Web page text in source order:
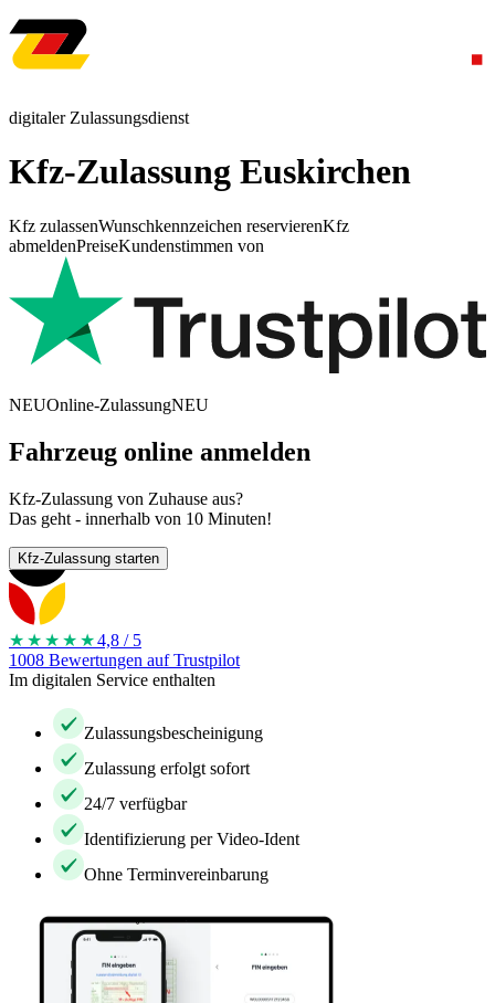
digitaler Zulassungsdienst
Kfz-Zulassung Euskirchen
Kfz zulassenWunschkennzeichen reservierenKfz
abmeldenPreiseKundenstimmen von
NEUOnline-ZulassungNEU
Fahrzeug online anmelden
Kfz-Zulassung von Zuhause aus?
Das geht - innerhalb von 10 Minuten!
Kfz-Zulassung starten
★★★★ ★4,8 / 5
1008 Bewertungen auf Trustpilot
Im digitalen Service enthalten
Zulassungsbescheinigung
Zulassung erfolgt sofort
24/7 verfügbar
Identifizierung per Video-Ident
Ohne Terminvereinbarung